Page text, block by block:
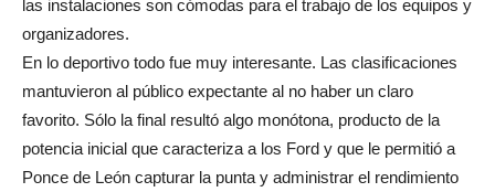
las instalaciones son cómodas para el trabajo de los equipos y
organizadores.
En lo deportivo todo fue muy interesante. Las clasificaciones
mantuvieron al público expectante al no haber un claro
favorito. Sólo la final resultó algo monótona, producto de la
potencia inicial que caracteriza a los Ford y que le permitió a
Ponce de León capturar la punta y administrar el rendimiento